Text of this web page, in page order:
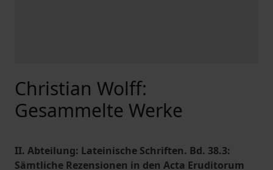
Christian Wolff:
Gesammelte Werke
II. Abteilung: Lateinische Schriften. Bd. 38.3:
Sämtliche Rezensionen in den Acta Eruditorum